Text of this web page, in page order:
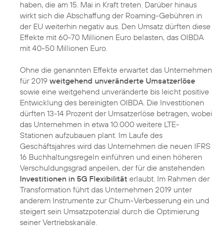
haben, die am 15. Mai in Kraft treten. Darüber hinaus
wirkt sich die Abschaffung der Roaming-Gebühren in
der EU weiterhin negativ aus. Den Umsatz dürften diese
Effekte mit 60-70 Millionen Euro belasten, das OIBDA
mit 40-50 Millionen Euro.
Ohne die genannten Effekte erwartet das Unternehmen
für 2019 weitgehend unveränderte Umsatzerlöse
sowie eine weitgehend unveränderte bis leicht positive
Entwicklung des bereinigten OIBDA. Die Investitionen
dürften 13-14 Prozent der Umsatzerlöse betragen, wobei
das Unternehmen in etwa 10.000 weitere LTE-
Stationen aufzubauen plant. Im Laufe des
Geschäftsjahres wird das Unternehmen die neuen IFRS
16 Buchhaltungsregeln einführen und einen höheren
Verschuldungsgrad anpeilen, der für die anstehenden
Investitionen in 5G Flexibilität erlaubt. Im Rahmen der
Transformation führt das Unternehmen 2019 unter
anderem Instrumente zur Churn-Verbesserung ein und
steigert sein Umsatzpotenzial durch die Optimierung
seiner Vertriebskanäle.